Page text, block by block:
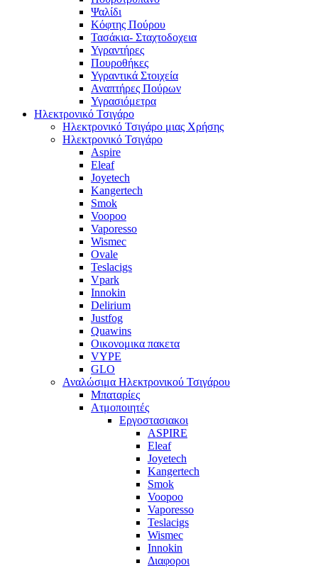
Ψαλίδι
Κόφτης Πούρου
Τασάκια- Σταχτοδοχεια
Υγραντήρες
Πουροθήκες
Υγραντικά Στοιχεία
Αναπτήρες Πούρων
Υγρασιόμετρα
Ηλεκτρονικό Τσιγάρο
Ηλεκτρονικό Τσιγάρο μιας Χρήσης
Ηλεκτρονικό Τσιγάρο
Aspire
Eleaf
Joyetech
Kangertech
Smok
Voopoo
Vaporesso
Wismec
Ovale
Teslacigs
Vpark
Innokin
Delirium
Justfog
Quawins
Οικονομικα πακετα
VYPE
GLO
Αναλώσιμα Ηλεκτρονικού Τσιγάρου
Μπαταρίες
Ατμοποιητές
Εργοστασιακοι
ΑSPIRE
Eleaf
Joyetech
Kangertech
Smok
Voopoo
Vaporesso
Teslacigs
Wismec
Innokin
Διαφοροι